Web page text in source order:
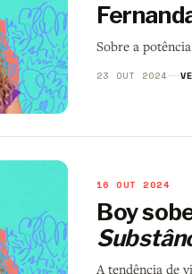
Sobre a
23 OUT 2024
16 OUT 2024
Boy
A tendência de